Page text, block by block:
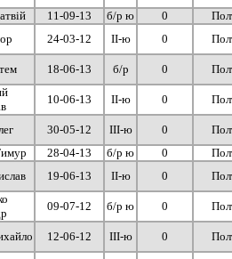
11-09-13 б/р ю 0
24-03-12 ІІ-ю 0
18-06-13 б/р 0
10-06-13 ІІ-ю 0
30-05-12 ІІІ-ю 0
28-04-13 б/р ю 0
19-06-13 ІІ-ю 0
09-07-12 б/р ю 0
12-06-12 ІІІ-ю 0